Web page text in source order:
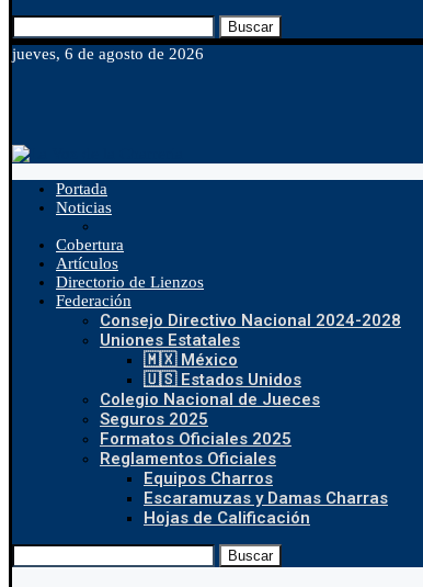
Buscar
jueves, 6 de agosto de 2026
Portada
Noticias
Cobertura
Artículos
Directorio de Lienzos
Federación
Consejo Directivo Nacional 2024-2028
Uniones Estatales
🇲🇽 México
🇺🇸 Estados Unidos
Colegio Nacional de Jueces
Seguros 2025
Formatos Oficiales 2025
Reglamentos Oficiales
Equipos Charros
Escaramuzas y Damas Charras
Hojas de Calificación
Buscar